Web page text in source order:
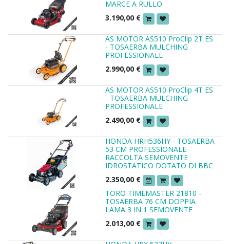
MARCE A RULLO
3.190,00 €
AS MOTOR AS510 ProClip 2T ES
- TOSAERBA MULCHING
PROFESSIONALE
2.990,00 €
AS MOTOR AS510 ProClip 4T ES
- TOSAERBA MULCHING
PROFESSIONALE
2.490,00 €
HONDA HRH536HY - TOSAERBA
53 CM PROFESSIONALE
RACCOLTA SEMOVENTE
IDROSTATICO DOTATO DI BBC
2.350,00 €
TORO TIMEMASTER 21810 -
TOSAERBA 76 CM DOPPIA
LAMA 3 IN 1 SEMOVENTE
2.013,00 €